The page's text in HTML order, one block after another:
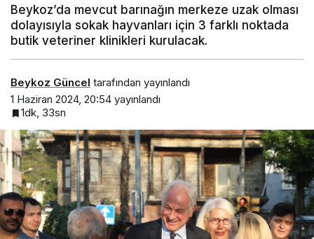
Beykoz’da mevcut barınağın merkeze uzak olması
dolayısıyla sokak hayvanları için 3 farklı noktada
butik veteriner klinikleri kurulacak.
Beykoz Güncel tarafından yayınlandı
1 Haziran 2024, 20:54 yayınlandı
1dk, 33sn